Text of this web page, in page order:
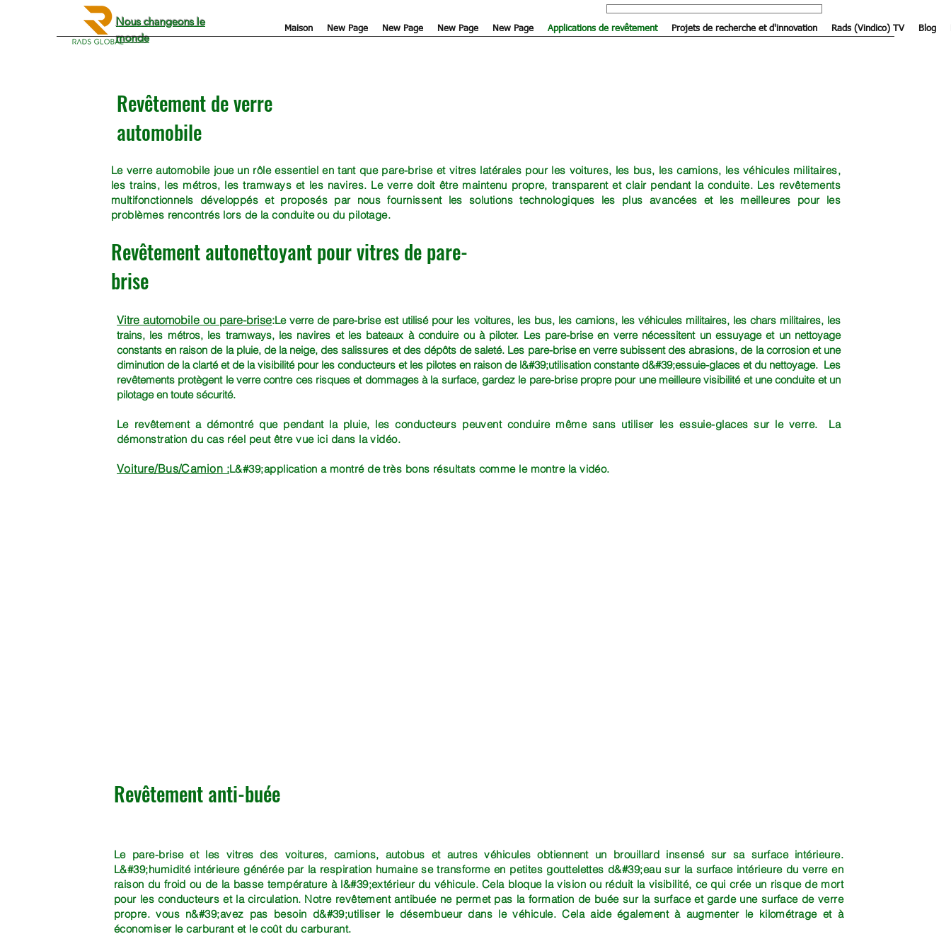
Nous changeons le
monde
Maison New Page New Page New Page New Page Applications de revêtement Projets de recherche et d'innovation Rads (Vindico) TV Blog
Revêtement de verre
automobile
Le verre automobile joue un rôle essentiel en tant que pare-brise et vitres latérales pour les voitures, les bus, les camions, les véhicules militaires,
les trains, les métros, les tramways et les navires. Le verre doit être maintenu propre, transparent et clair pendant la conduite. Les revêtements
multifonctionnels développés et proposés par nous fournissent les solutions technologiques les plus avancées et les meilleures pour les
problèmes rencontrés lors de la conduite ou du pilotage.
Revêtement autonettoyant pour vitres de pare-
brise
Vitre automobile ou pare-brise:Le verre de pare-brise est utilisé pour les voitures, les bus, les camions, les véhicules militaires, les chars militaires, les
trains, les métros, les tramways, les navires et les bateaux à conduire ou à piloter. Les pare-brise en verre nécessitent un essuyage et un nettoyage
constants en raison de la pluie, de la neige, des salissures et des dépôts de saleté. Les pare-brise en verre subissent des abrasions, de la corrosion et une
diminution de la clarté et de la visibilité pour les conducteurs et les pilotes en raison de l&#39;utilisation constante d&#39;essuie-glaces et du nettoyage. Les
revêtements protègent le verre contre ces risques et dommages à la surface, gardez le pare-brise propre pour une meilleure visibilité et une conduite et un
pilotage en toute sécurité.
Le revêtement a démontré que pendant la pluie, les conducteurs peuvent conduire même sans utiliser les essuie-glaces sur le verre. La
démonstration du cas réel peut être vue ici dans la vidéo.
Voiture/Bus/Camion :L&#39;application a montré de très bons résultats comme le montre la vidéo.
Revêtement anti-buée
Le pare-brise et les vitres des voitures, camions, autobus et autres véhicules obtiennent un brouillard insensé sur sa surface intérieure.
L&#39;humidité intérieure générée par la respiration humaine se transforme en petites gouttelettes d&#39;eau sur la surface intérieure du verre en
raison du froid ou de la basse température à l&#39;extérieur du véhicule. Cela bloque la vision ou réduit la visibilité, ce qui crée un risque de mort
pour les conducteurs et la circulation. Notre revêtement antibuée ne permet pas la formation de buée sur la surface et garde une surface de verre
propre. vous n&#39;avez pas besoin d&#39;utiliser le désembueur dans le véhicule. Cela aide également à augmenter le kilométrage et à
économiser le carburant et le coût du carburant.